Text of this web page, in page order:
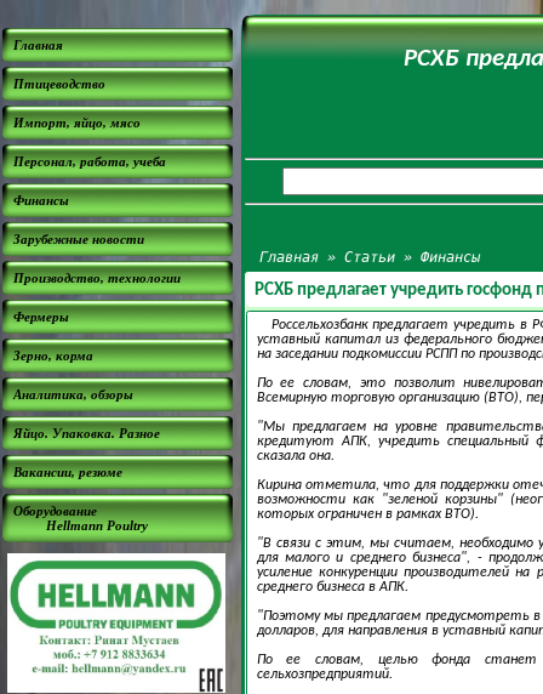
Главная
Птицеводство
Импорт, яйцо, мясо
Персонал, работа, учеба
Финансы
Зарубежные новости
Производство, технологии
Фермеры
Зерно, корма
Аналитика, обзоры
Яйцо. Упаковка. Разное
Вакансии, резюме
Оборудование
Hellmann Poultry
РСХБ
Главная »Статьи »Финансы
РСХБ предлагает учредить
Россельхозбанк предлагает учредить в
уставный капитал из федерального
на заседании подкомиссии РСПП по
По ее словам, это позволит
Всемирную торговую организацию (ВТО),
"Мы предлагаем на уровне
кредитуют АПК, учредить специальный
сказала она.
Кирина отметила, что для поддержки
возможности как "зеленой корзины"
которых ограничен в рамках ВТО).
"В связи с этим, мы считаем, необходимо
для малого и среднего бизнеса", -
усиление конкуренции производителей
среднего бизнеса в АПК.
"Поэтому мы предлагаем предусмотреть
долларов, для направления в уставный
По ее словам, целью фонда станет
сельхозпредприятий.